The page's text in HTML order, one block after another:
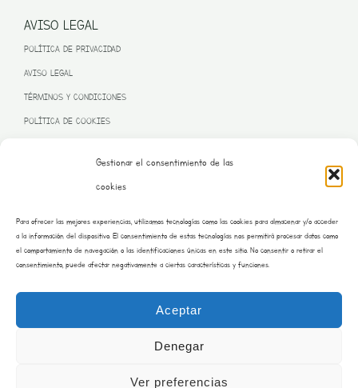
Gestionar el consentimiento de las
cookies
Para ofrecer las mejores experiencias, utilizamos tecnologías como las cookies para almacenar y/o acceder
a la información del dispositivo. El consentimiento de estas tecnologías nos permitirá procesar datos como
el comportamiento de navegación o las identificaciones únicas en este sitio. No consentir o retirar el
consentimiento, puede afectar negativamente a ciertas características y funciones.
Aceptar
Denegar
Ver preferencias
AVISO LEGAL
POLÍTICA DE PRIVACIDAD
AVISO LEGAL
TÉRMINOS Y CONDICIONES
POLÍTICA DE COOKIES
– NEXT GENERATION EU